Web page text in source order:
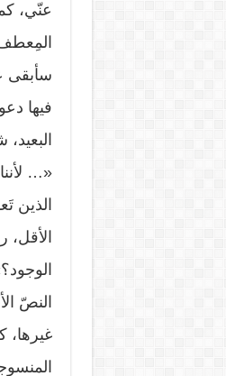
عنّي،
سأبقى
فيها
«…
الذين
النصّ
غيرها،